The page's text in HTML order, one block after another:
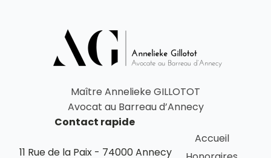
Maître Annelieke GILLOTOT
Avocat au Barreau d’Annecy
Contact rapide
11 Rue de la Paix - 74000 Annecy
Accueil